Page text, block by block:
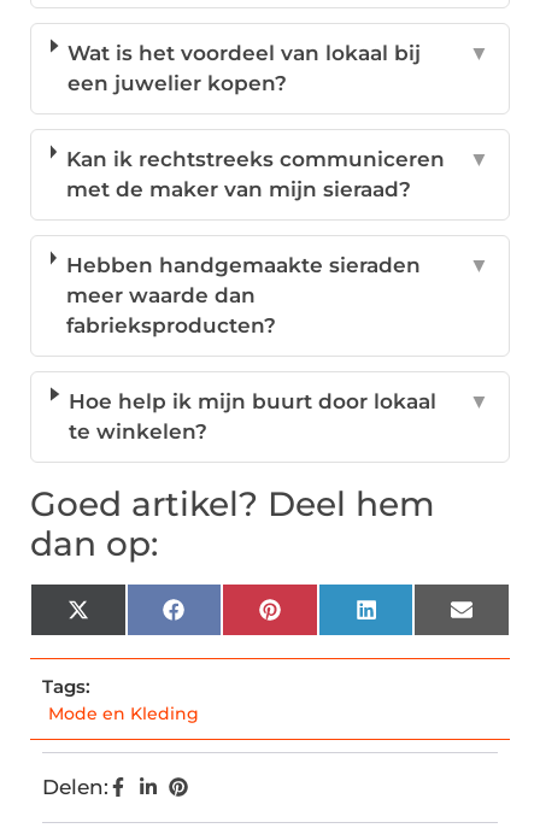
Wat is het voordeel van lokaal bij
een juwelier kopen?
▼
Kan ik rechtstreeks communiceren
met de maker van mijn sieraad?
▼
Hebben handgemaakte sieraden
meer waarde dan
fabrieksproducten?
▼
Hoe help ik mijn buurt door lokaal
te winkelen?
▼
Goed artikel? Deel hem
dan op:
X
(Twitter)
FacebookPinterestLinkedInEmail
Tags:
Mode en Kleding
Delen: